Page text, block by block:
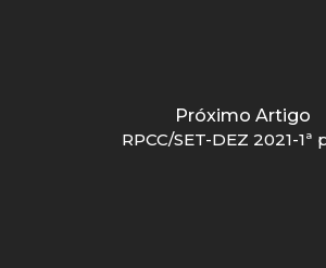
Próximo Artigo
RPCC/SET-DEZ 2021-1ª